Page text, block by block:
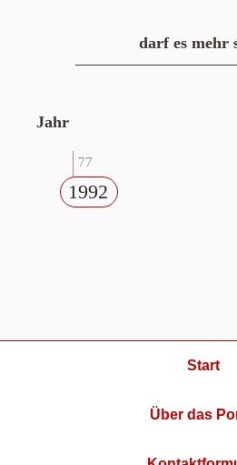
darf es mehr
Jahr
77
1992
Start
Über das